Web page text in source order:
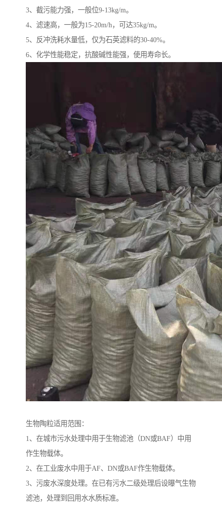
3、截污能力强，一般位9-13kg/m。
4、滤速高，一般为15-20m/h，可达35kg/m。
5、反冲洗耗水量低，仅为石英滤料的30-40%。
6、化学性能稳定，抗酸碱性能强，使用寿命长。
生物陶粒适用范围：
1、在城市污水处理中用于生物滤池（DN或BAF）中用
作生物载体。
2、在工业废水中用于AF、DN或BAF作生物载体。
3、污废水深度处理。在已有污水二级处理后设曝气生物
滤池，处理到回用水水质标准。